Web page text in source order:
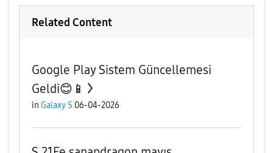
Related Content
Google Play Sistem Güncellemesi
Geldi😊📱
in Galaxy S 06-04-2026